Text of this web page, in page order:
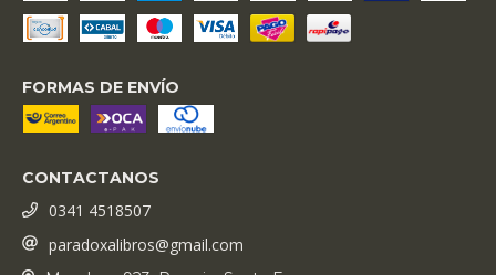
FORMAS DE ENVÍO
CONTACTANOS
0341 4518507
paradoxalibros@gmail.com